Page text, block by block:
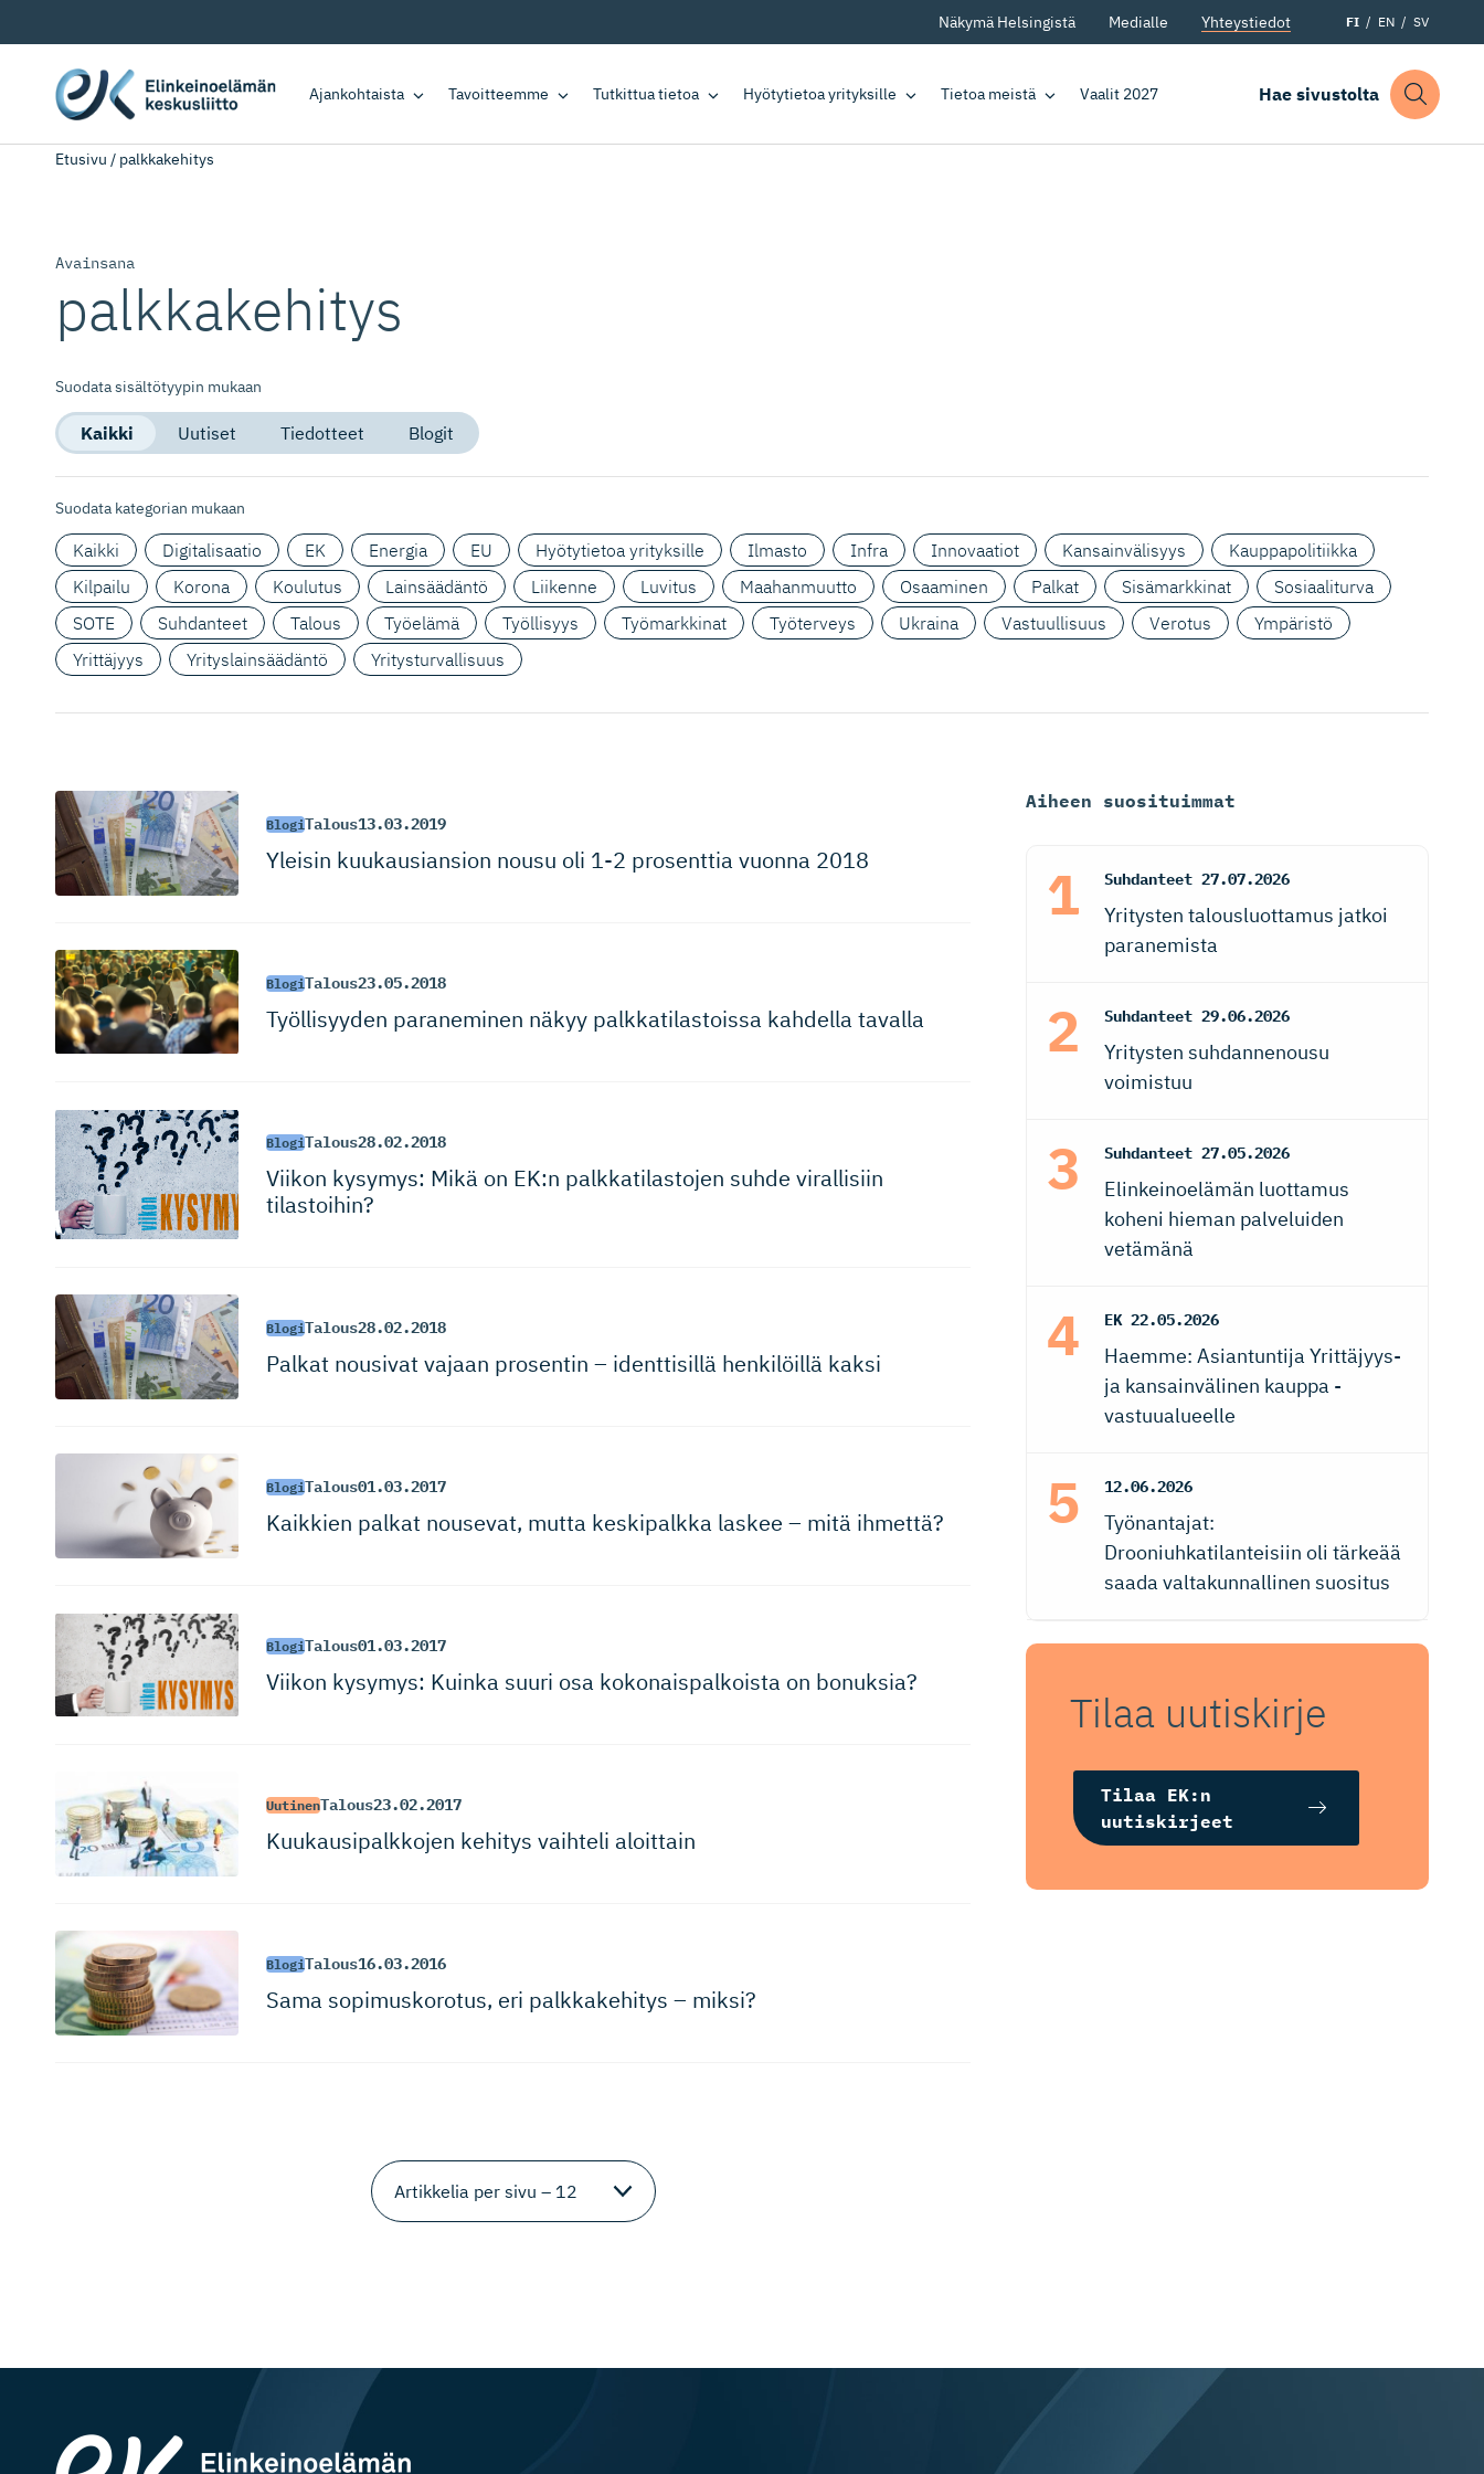
Näkymä Helsingistä Medialle Yhteystiedot FI EN SV
Ajankohtaista Tavoitteemme Tutkittua tietoa Hyötytietoa yrityksille Tietoa meistä Vaalit 2027 Hae sivustolta
Etusivu / palkkakehitys
Avainsana
palkkakehitys
Suodata sisältötyypin mukaan
Kaikki Uutiset Tiedotteet Blogit
Suodata kategorian mukaan
Kaikki Digitalisaatio EK Energia EU Hyötytietoa yrityksille Ilmasto Infra Innovaatiot Kansainvälisyys
Kauppapolitiikka
Kilpailu
Korona Koulutus Lainsäädäntö Liikenne Luvitus Maahanmuutto Osaaminen Palkat Sisämarkkinat
Sosiaaliturva
SOTE
Suhdanteet Talous Työelämä Työllisyys Työmarkkinat Työterveys Ukraina Vastuullisuus Verotus
Ympäristö
Yrittäjyys
Yrityslainsäädäntö Yritysturvallisuus
BlogiTalous13.03.2019
Yleisin kuukausiansion nousu oli 1-2 prosenttia vuonna 2018
BlogiTalous23.05.2018
Työllisyyden paraneminen näkyy palkkatilas­toissa kahdella tavalla
BlogiTalous28.02.2018
Viikon kysymys: Mikä on EK:n palkkatilastojen suhde virallisiin
tilastoihin?
BlogiTalous28.02.2018
Palkat nousivat vajaan prosentin – identtisillä henkilöillä kaksi
BlogiTalous01.03.2017
Kaikkien palkat nousevat, mutta keskipalkka laskee – mitä ihmettä?
BlogiTalous01.03.2017
Viikon kysymys: Kuinka suuri osa kokonaispal­koista on bonuksia?
UutinenTalous23.02.2017
Kuukausipalkkojen kehitys vaihteli aloittain
BlogiTalous16.03.2016
Sama sopimusko­rotus, eri palkkakehitys – miksi?
Aiheen suosituimmat
Suhdanteet 27.07.2026
Yritysten talousluottamus jatkoi
paranemista
Suhdanteet 29.06.2026
Yritysten suhdannenousu
voimistuu
Suhdanteet 27.05.2026
Elinkeinoelämän luottamus
koheni hieman palveluiden
vetämänä
EK 22.05.2026
Haemme: Asiantuntija Yrittäjyys-
ja kansainvälinen kauppa -
vastuualueelle
12.06.2026
Työnantajat:
Drooniuhkatilanteisiin oli tärkeää
saada valtakunnallinen suositus
Tilaa uutiskirje
Tilaa EK:n
uutiskirjeet